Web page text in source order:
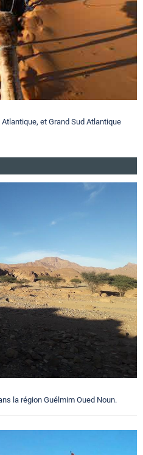
et Grand Sud Atlantique
la région Guélmim Oued Noun.